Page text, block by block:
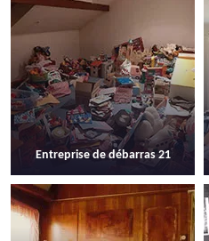
Entreprise de débarras 21